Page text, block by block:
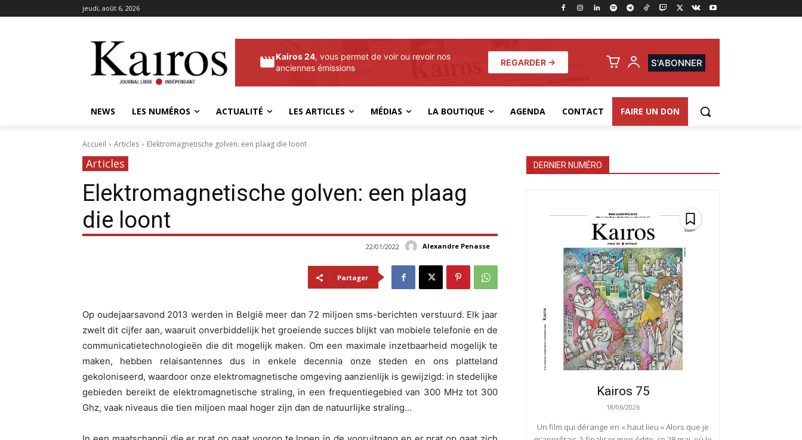
jeudi, août 6, 2026
Kairos 24, vous permet de voir ou revoir nos
anciennes émissions
REGARDER → S'ABONNER
NEWS LES NUMÉROS ACTUALITÉ LES ARTICLES MÉDIAS LA BOUTIQUE AGENDA CONTACT FAIRE UN DON
Accueil Articles Elektromagnetische golven: een plaag die loont
Articles
Elektromagnetische golven: een plaag
die loont
Alexandre Penasse
22/01/2022
Partager
Op oudejaarsavond 2013 werden in België meer dan 72 miljoen sms-berichten verstuurd. Elk jaar
zwelt dit cijfer aan, waaruit onverbiddelijk het groeiende succes blijkt van mobiele telefonie en de
communicatietechnologieën die dit mogelijk maken. Om een maximale inzetbaarheid mogelijk te
maken, hebben relaisantennes dus in enkele decennia onze steden en ons platteland
gekoloniseerd, waardoor onze elektromagnetische omgeving aanzienlijk is gewijzigd: in stedelijke
gebieden bereikt de elektromagnetische straling, in een frequentiegebied van 300 MHz tot 300
Ghz, vaak niveaus die tien miljoen maal hoger zijn dan de natuurlijke straling…
DERNIER NUMÉRO
Kairos 75
18/06/2026
Un film qui dérange en « haut lieu » Alors que je